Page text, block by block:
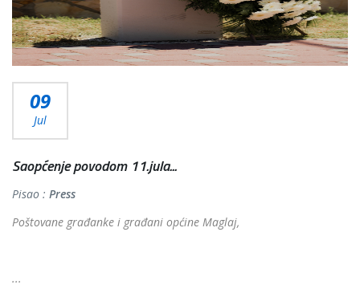
09
Jul
Saopćenje povodom 11.jula...
Pisao : Press
Poštovane građanke i građani općine Maglaj,
...